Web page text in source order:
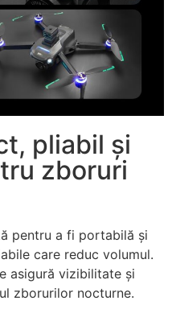
pliabil și
zboruri
pentru a fi portabilă și
care reduc volumul.
asigură vizibilitate și
zborurilor nocturne.